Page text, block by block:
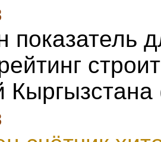
показатель